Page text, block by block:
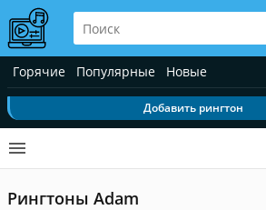
Горячие Популярные Новые
Добавить рингтон
Рингтоны Adam